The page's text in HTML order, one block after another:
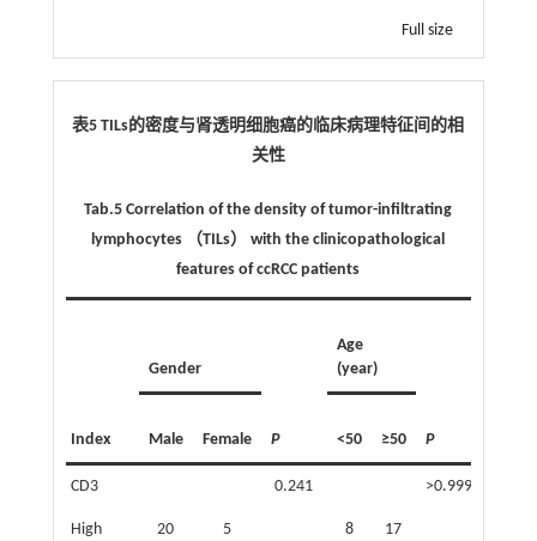
Full size
表5 TILs的密度与肾透明细胞癌的临床病理特征间的相
关性
Tab.5 Correlation of the density of tumor-infiltrating
lymphocytes （TILs） with the clinicopathological
features of ccRCC patients
Index
Gender
P
Age
(year)
P
Male Female <50 ≥50
CD3 0.241 >0.999
High 20 5 8 17